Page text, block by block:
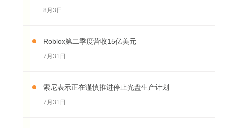
8月3日
Roblox第二季度营收15亿美元
7月31日
索尼表示正在谨慎推进停止光盘生产计划
7月31日